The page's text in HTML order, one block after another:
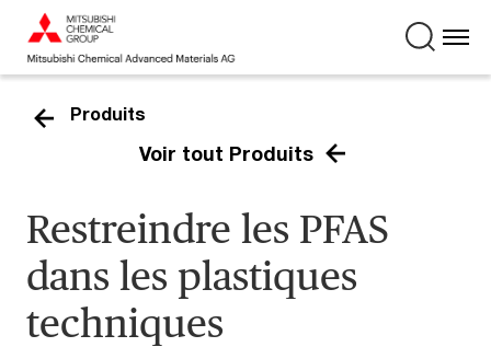
Produits
Voir tout Produits
Restreindre les PFAS
dans les plastiques
techniques